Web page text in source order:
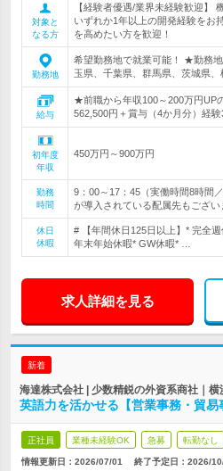
対象と
なる方
【経験者優遇/業界未経験歓迎】
いずれか1年以上の開発経験をお
を高めたい方を歓迎！
勤務地
希望勤務地で就業可能！ ★勤務
玉県、千葉県、群馬県、茨城県、
給与
★前職から年収100～200万円UP
562,500円＋賞与（4か月分）経験
初年度
年収
450万円～900万円
勤務
時間
9：00～17：45（実働時間8時間
が導入されている配属先もござい
休日
休暇
# 【年間休日125日以上】* 完全
年末年始休暇* GW休暇* …
求人詳細を見る
新着
海達株式会社 | 少数精鋭の外資系商社｜
英語力を活かせる【営業事務・貿
正社員 業種未経験OK 急募 転勤なし
情報更新日：2026/07/01 終了予定日： 2026/